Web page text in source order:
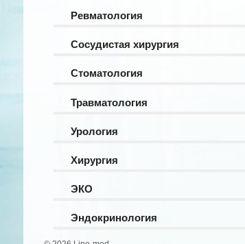
Ревматология
Сосудистая хирургия
Стоматология
Травматология
Урология
Хирургия
ЭКО
Эндокринология